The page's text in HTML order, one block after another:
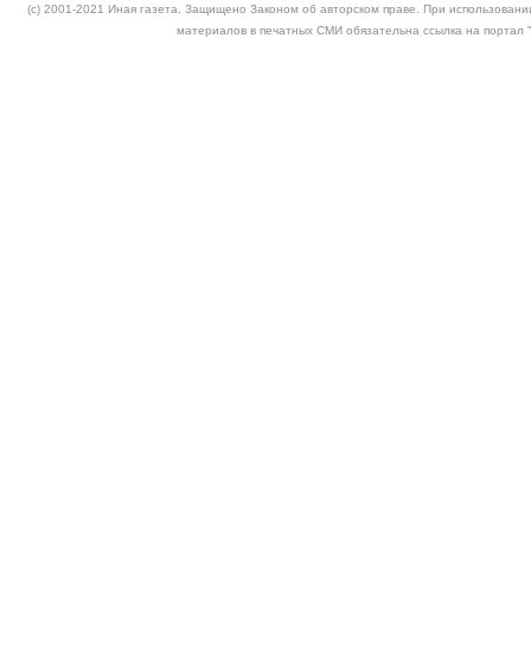
(c) 2001-2021 Иная газета. Защищено Законом об авторском праве. При
материалов в печатных СМИ обязательна ссылка на